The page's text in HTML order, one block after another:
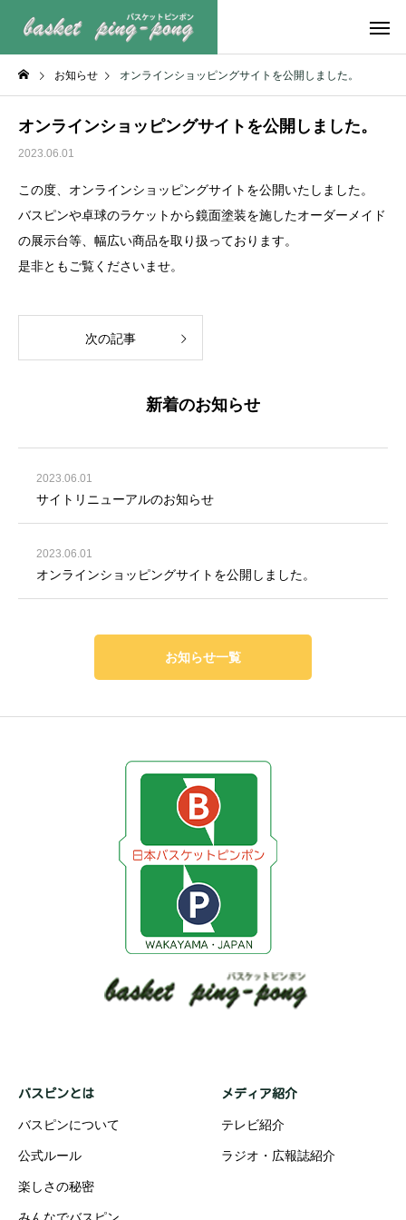
お知らせ オンラインショッピングサイトを公開しました。
オンラインショッピングサイトを公開しました。
2023.06.01
この度、オンラインショッピングサイトを公開いたしました。
バスピンや卓球のラケットから鏡面塗装を施したオーダーメイド
の展示台等、幅広い商品を取り扱っております。
是非ともご覧くださいませ。
次の記事
新着のお知らせ
2023.06.01
サイトリニューアルのお知らせ
2023.06.01
オンラインショッピングサイトを公開しました。
お知らせ一覧
バスピンとは
バスピンについて
公式ルール
楽しさの秘密
メディア紹介
テレビ紹介
ラジオ・広報誌紹介